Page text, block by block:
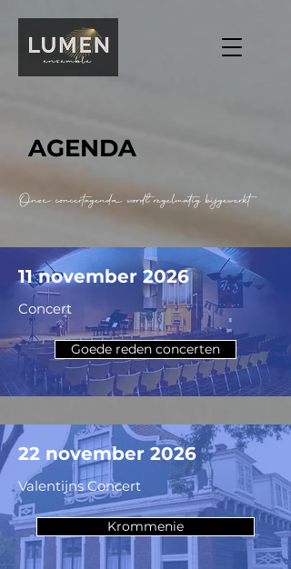
AGENDA
Onze concertagenda wordt regelmatig bijgewerkt
11 november 2026
Concert
Goede reden concerten
22 november 2026
Valentijns Concert
Krommenie